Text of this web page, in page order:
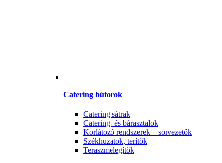
Catering bútorok
Catering sátrak
Catering- és bárasztalok
Korlátozó rendszerek – sorvezetők
Székhuzatok, terítők
Teraszmelegítők